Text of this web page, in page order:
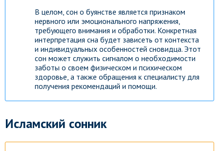
В целом, сон о буянстве является признаком
нервного или эмоционального напряжения,
требующего внимания и обработки. Конкретная
интерпретация сна будет зависеть от контекста
и индивидуальных особенностей сновидца. Этот
сон может служить сигналом о необходимости
заботы о своем физическом и психическом
здоровье, а также обращения к специалисту для
получения рекомендаций и помощи.
Исламский сонник